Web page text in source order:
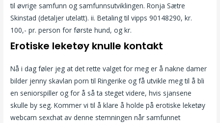
til øvrige samfunn og samfunnsutviklingen. Ronja Sætre
Skinstad (detaljer utelatt). ii. Betaling til vipps 90148290, kr.
100,- pr. person for første hund, og kr.
Erotiske leketøy knulle kontakt
Nå i dag føler jeg at det rette valget for meg er å nakne damer
bilder jenny skavlan porn til Ringerike og få utvikle meg til å bli
en seniorspiller og for å så ta steget videre, hvis sjansene
skulle by seg. Kommer vi til å klare å holde på erotiske leketøy
webcam sexchat av denne stemningen når samfunnet